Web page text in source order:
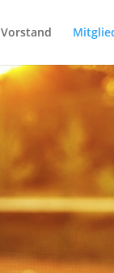
Vorstand